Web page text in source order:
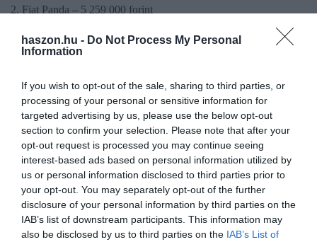
haszon.hu - Do Not Process My Personal
Information
If you wish to opt-out of the sale, sharing to third parties, or
processing of your personal or sensitive information for
targeted advertising by us, please use the below opt-out
section to confirm your selection. Please note that after your
opt-out request is processed you may continue seeing
interest-based ads based on personal information utilized by
us or personal information disclosed to third parties prior to
your opt-out. You may separately opt-out of the further
disclosure of your personal information by third parties on the
IAB’s list of downstream participants. This information may
also be disclosed by us to third parties on the IAB’s List of
2. Fiat Panda – 5 259 000 forint
4. Kia Picanto – 5 999 000 forint
7. Mitsubishi Colt – 6 399 000 forint
8. Suzuki Swift – 6 400 000 forint
9. Citroën C3 – 6 490 000 forint
10. Dacia Sandero Stepway – 6 599 000 forint.
Olvasd el ezt is!